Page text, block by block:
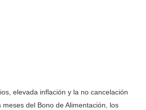
elevada inflación y la no cancelación
meses del Bono de Alimentación, los